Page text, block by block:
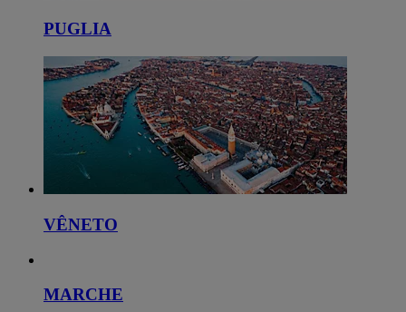
PUGLIA
VÊNETO
MARCHE